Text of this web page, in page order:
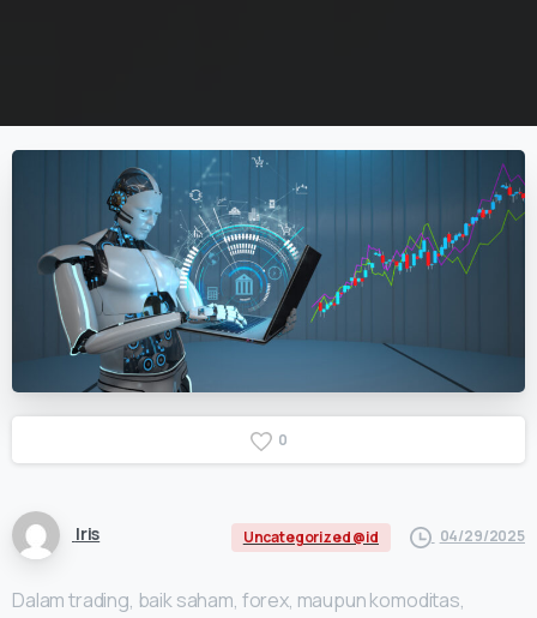
0
Iris Uncategorized @id 04/29/2025
Dalam trading, baik saham, forex, maupun komoditas,